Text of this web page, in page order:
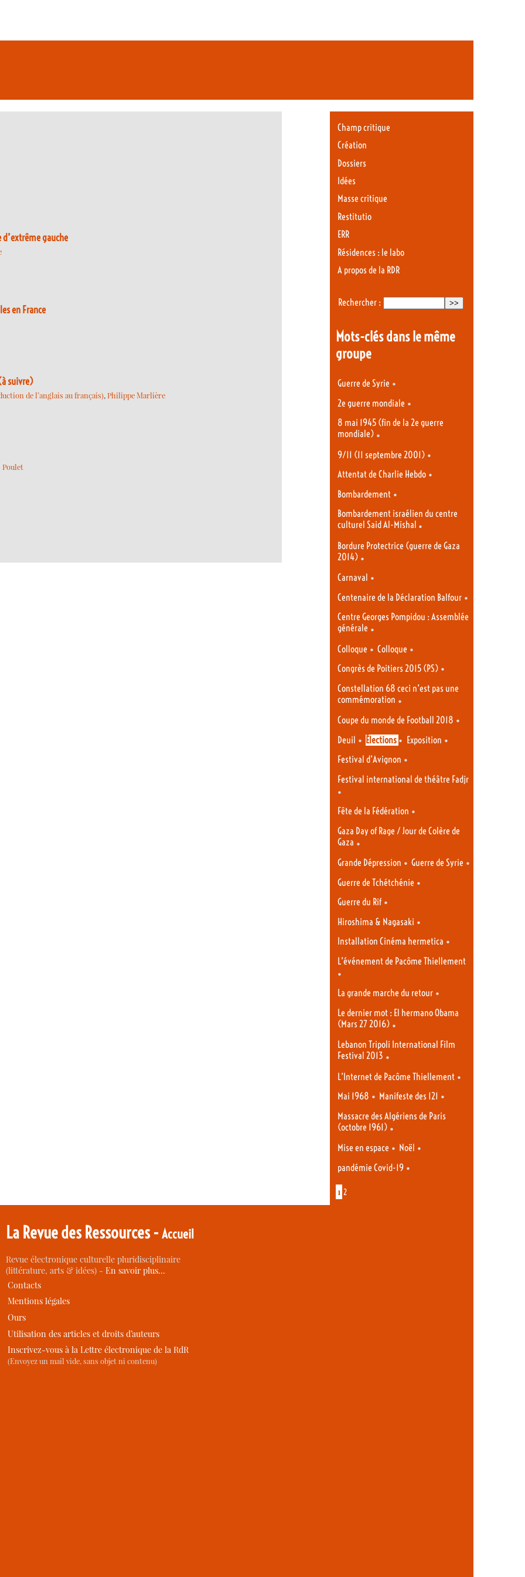
gauche
en France
suivre)
de l’anglais au français), Philippe Marlière
Poulet
Champ critique
Création
Dossiers
Idées
Masse critique
Restitutio
ERR
Résidences : le labo
A propos de la RDR
Rechercher :
Mots-clés dans le même
groupe
Guerre de Syrie •
2e guerre mondiale •
8 mai 1945 (fin de la 2e guerre
mondiale) •
9/11 (11 septembre 2001) •
Attentat de Charlie Hebdo •
Bombardement •
Bombardement israélien du centre
culturel Said Al-Mishal •
Bordure Protectrice (guerre de Gaza
2014) •
Carnaval •
Centenaire de la Déclaration Balfour •
Centre Georges Pompidou : Assemblée
générale •
Colloque • Colloque •
Congrès de Poitiers 2015 (PS) •
Constellation 68 ceci n’est pas une
commémoration •
Coupe du monde de Football 2018 •
Deuil • Élections • Exposition •
Festival d’Avignon •
Festival international de théâtre Fadjr
•
Fête de la Fédération •
Gaza Day of Rage / Jour de Colère de
Gaza •
Grande Dépression • Guerre de Syrie •
Guerre de Tchétchénie •
Guerre du Rif •
Hiroshima & Nagasaki •
Installation Cinéma hermetica •
L’événement de Pacôme Thiellement
•
La grande marche du retour •
Le dernier mot : El hermano Obama
(Mars 27 2016) •
Lebanon Tripoli International Film
Festival 2013 •
L’Internet de Pacôme Thiellement •
Mai 1968 • Manifeste des 121 •
Massacre des Algériens de Paris
(octobre 1961) •
Mise en espace • Noël •
pandémie Covid-19 •
1 2
La Revue des Ressources -Accueil
Revue électronique culturelle pluridisciplinaire
(littérature, arts & idées) -En savoir plus…
Contacts
Mentions légales
Ours
Utilisation des articles et droits d’auteurs
Inscrivez-vous à la Lettre électronique de la RdR
(Envoyez un mail vide, sans objet ni contenu)